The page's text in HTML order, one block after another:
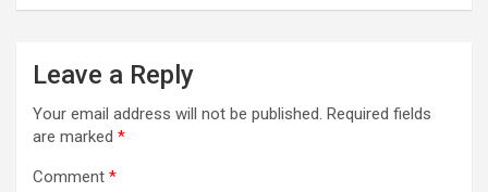
Leave a Reply
Your email address will not be published. Required fields
are marked *
Comment *